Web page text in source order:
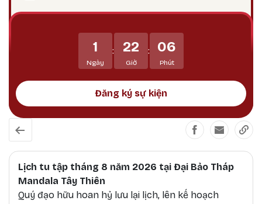
thoái, tiêu trừ các thế lực gây chướng ngại đối
với Phật pháp và, dẫn dắt các hành giả và bảo vệ
họ tránh khỏi tất cả các vô minh và mê lầm.
1
Ngày
: 22
Giờ
: 06
Phút
Đăng ký sự kiện
Lịch tu tập tháng 8 năm 2026 tại Đại Bảo Tháp
Mandala Tây Thiên
Quý đạo hữu hoan hỷ lưu lại lịch, lên kế hoạch